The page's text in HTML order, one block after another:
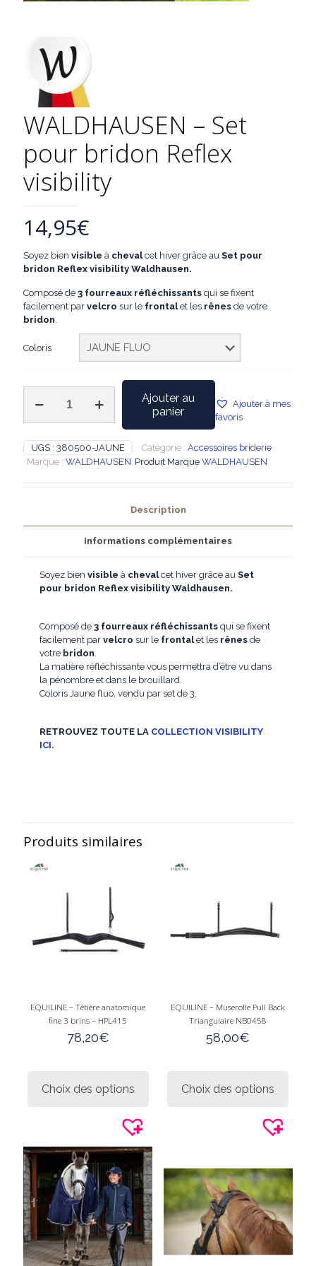
WALDHAUSEN – Set
pour bridon Reflex
visibility
14,95€
Soyez bien visible à chevalcet hiver grâce au Set pour
bridon Reflex visibility Waldhausen.
Composé de 3 fourreaux réfléchissants qui se fixent
facilement par velcro sur le frontalet les rênes de votre
bridon.
Coloris
Set
pour
Ajouter au
panier
Ajouter à mes
favoris
UGS : 380500-JAUNE Catégorie : Accessoires briderie
Marque : WALDHAUSEN Produit Marque WALDHAUSEN
Description
Informations complémentaires
Soyez bienvisible à chevalcet hiver grâce auSet
pour bridon Reflex visibility Waldhausen.
Composé de3 fourreaux réfléchissants qui se fixent
facilement parvelcro sur le frontalet les rênes de
votre bridon.
La matière réfléchissante vous permettra d’être vu dans
la pénombre et dans le brouillard.
Coloris Jaune fluo, vendu par set de 3.
RETROUVEZ TOUTE LA COLLECTION VISIBILITY
ICI.
Produits similaires
EQUILINE – Têtière anatomique
fine 3 brins – HPL415
78,20€
Choix des options
options
peuvent
être
choisies
sur
la
page
du
produit
EQUILINE – Muserolle Pull Back
Triangulaire NB0458
58,00€
Choix des options
sur
la
page
du